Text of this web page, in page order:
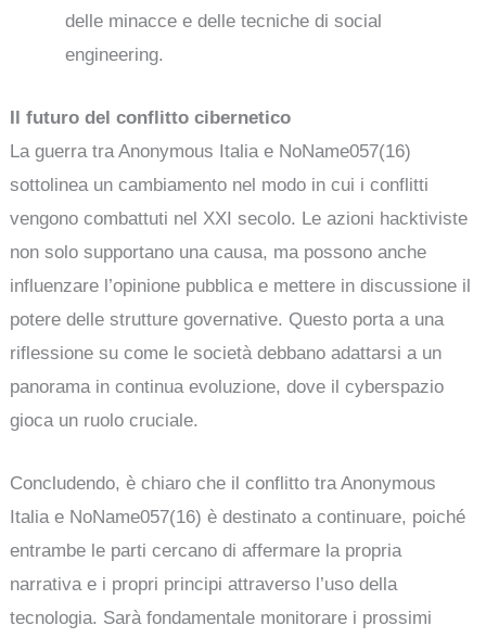
delle minacce e delle tecniche di social
engineering.
Il futuro del conflitto cibernetico
La guerra tra Anonymous Italia e NoName057(16)
sottolinea un cambiamento nel modo in cui i conflitti
vengono combattuti nel XXI secolo. Le azioni hacktiviste
non solo supportano una causa, ma possono anche
influenzare l’opinione pubblica e mettere in discussione il
potere delle strutture governative. Questo porta a una
riflessione su come le società debbano adattarsi a un
panorama in continua evoluzione, dove il cyberspazio
gioca un ruolo cruciale.
Concludendo, è chiaro che il conflitto tra Anonymous
Italia e NoName057(16) è destinato a continuare, poiché
entrambe le parti cercano di affermare la propria
narrativa e i propri principi attraverso l’uso della
tecnologia. Sarà fondamentale monitorare i prossimi